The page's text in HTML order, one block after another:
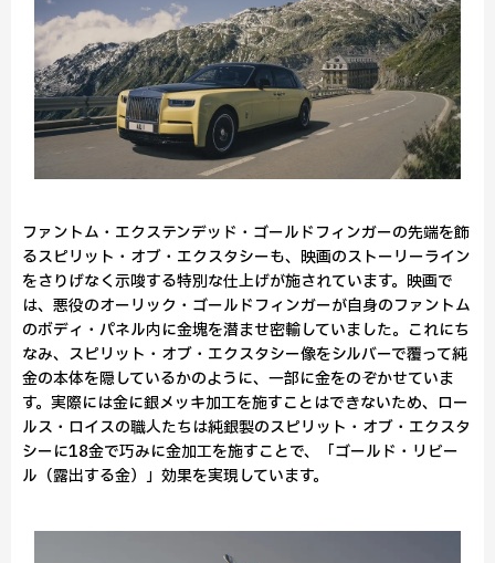
ファントム・エクステンデッド・ゴールドフィンガーの先端を飾
るスピリット・オブ・エクスタシーも、映画のストーリーライン
をさりげなく示唆する特別な仕上げが施されています。映画で
は、悪役のオーリック・ゴールドフィンガーが自身のファントム
のボディ・パネル内に金塊を潜ませ密輸していました。これにち
なみ、スピリット・オブ・エクスタシー像をシルバーで覆って純
金の本体を隠しているかのように、一部に金をのぞかせていま
す。実際には金に銀メッキ加工を施すことはできないため、ロー
ルス・ロイスの職人たちは純銀製のスピリット・オブ・エクスタ
シーに18金で巧みに金加工を施すことで、「ゴールド・リビー
ル（露出する金）」効果を実現しています。